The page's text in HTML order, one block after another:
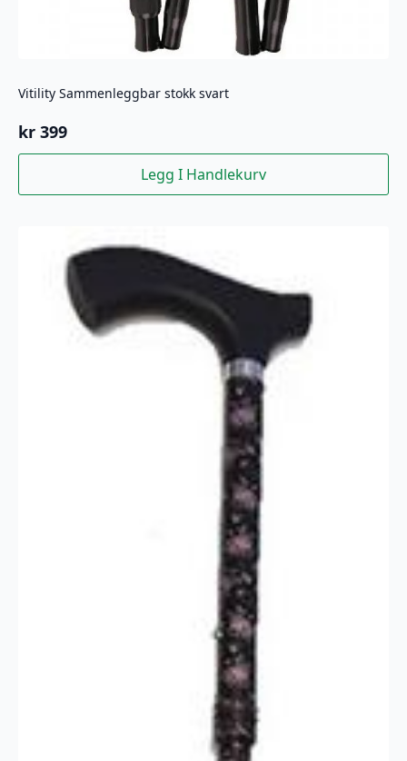
Vitility Sammenleggbar stokk svart
kr 399
Legg I Handlekurv